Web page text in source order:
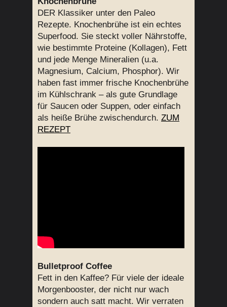
DER Klassiker unter den Paleo
Rezepte. Knochenbrühe ist ein echtes
Superfood. Sie steckt voller Nährstoffe,
wie bestimmte Proteine (Kollagen), Fett
und jede Menge Mineralien (u.a.
Magnesium, Calcium, Phosphor). Wir
haben fast immer frische Knochenbrühe
im Kühlschrank – als gute Grundlage
für Saucen oder Suppen, oder einfach
als heiße Brühe zwischendurch. ZUM
REZEPT
Bulletproof Coffee
Fett in den Kaffee? Für viele der ideale
Morgenbooster, der nicht nur wach
sondern auch satt macht. Wir verraten